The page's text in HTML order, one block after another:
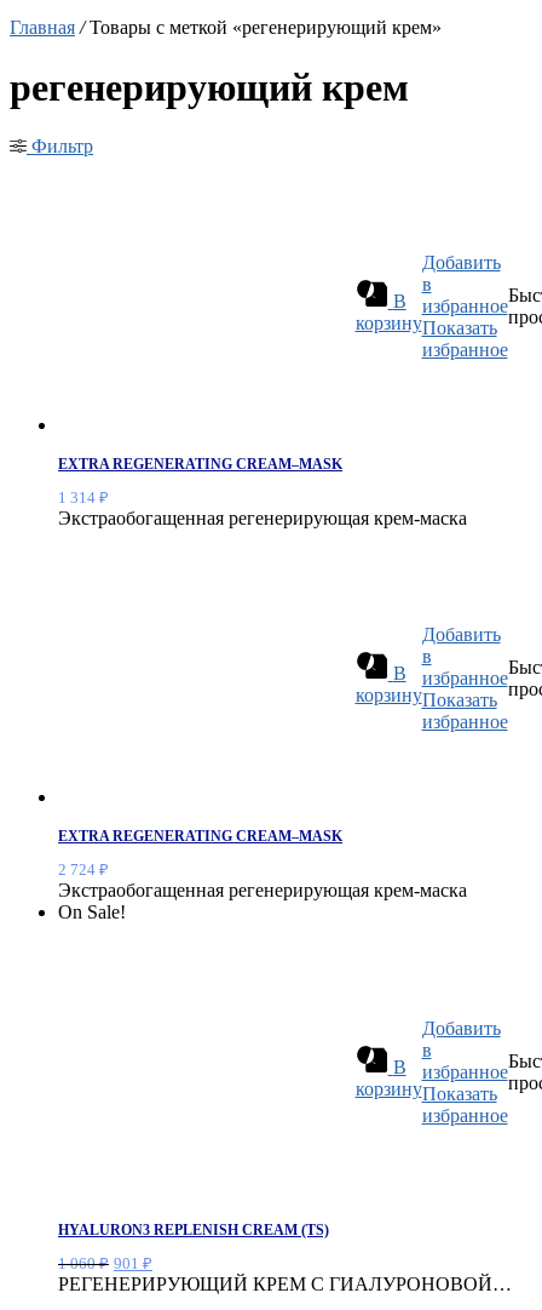
Главная /Товары с меткой «регенерирующий крем»
регенерирующий крем
Фильтр
В
корзину
Добавить
в
избранное
Показать
избранное
EXTRA REGENERATING CREAM–MASK
1 314 ₽
Экстраобогащенная регенерирующая крем-маска
В
корзину
Добавить
в
избранное
Показать
избранное
EXTRA REGENERATING CREAM–MASK
2 724 ₽
Экстраобогащенная регенерирующая крем-маска
On Sale!
В
корзину
Добавить
в
избранное
Показать
избранное
HYALURON3 REPLENISH CREAM (TS)
1 060₽ Первоначальная
цена
901 ₽
цена:
РЕГЕНЕРИРУЮЩИЙ КРЕМ С ГИАЛУРОНОВОЙ…